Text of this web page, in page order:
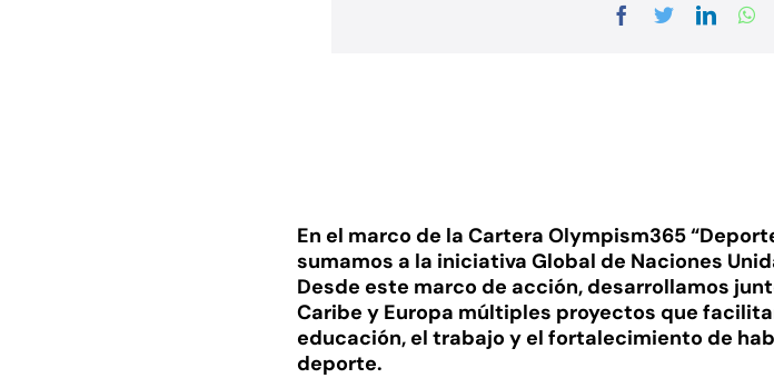
En el marco de la Cartera Olympism365
sumamos a la iniciativa Global de Naciones
Desde este marco de acción, desarrollamos
Caribe y Europa múltiples proyectos que
educación, el trabajo y el fortalecimiento de
deporte.